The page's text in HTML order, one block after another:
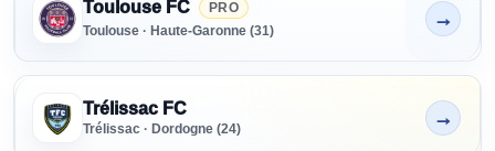
Toulouse FC
PRO
Toulouse · Haute-Garonne (31)
Non indiqué
→
Trélissac FC
Trélissac · Dordogne (24)
Non indiqué
→